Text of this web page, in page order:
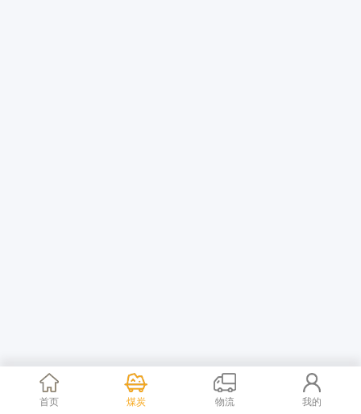
首页 煤炭 物流 我的